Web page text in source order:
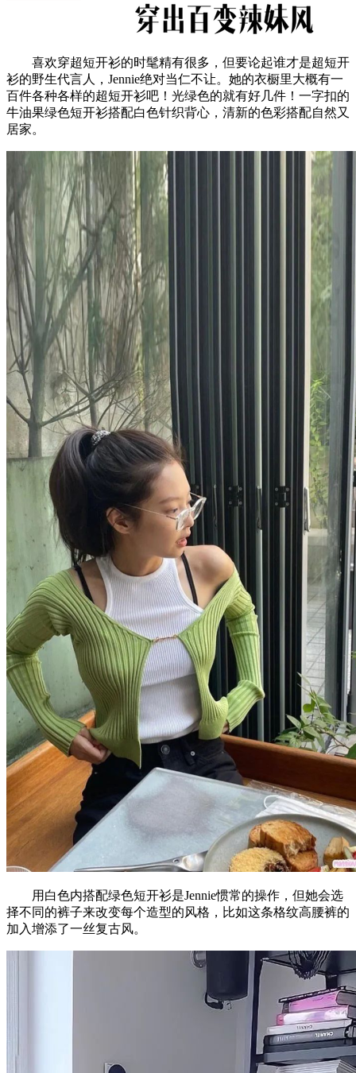
喜欢穿超短开衫的时髦精有很多，但要论起谁才是超短开
衫的野生代言人，Jennie绝对当仁不让。她的衣橱里大概有一
百件各种各样的超短开衫吧！光绿色的就有好几件！一字扣的
牛油果绿色短开衫搭配白色针织背心，清新的色彩搭配自然又
居家。
用白色内搭配绿色短开衫是Jennie惯常的操作，但她会选
择不同的裤子来改变每个造型的风格，比如这条格纹高腰裤的
加入增添了一丝复古风。